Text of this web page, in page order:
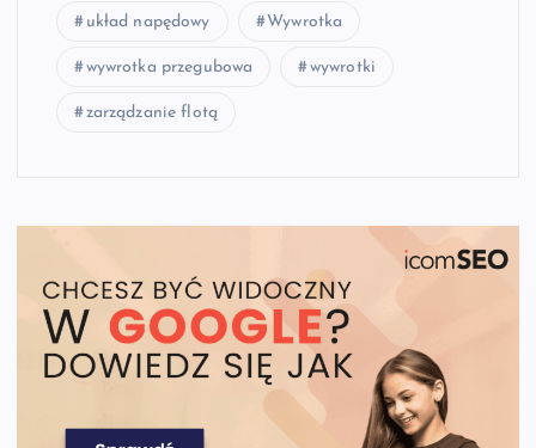
układ napędowy Wywrotka
wywrotka przegubowa wywrotki
zarządzanie flotą